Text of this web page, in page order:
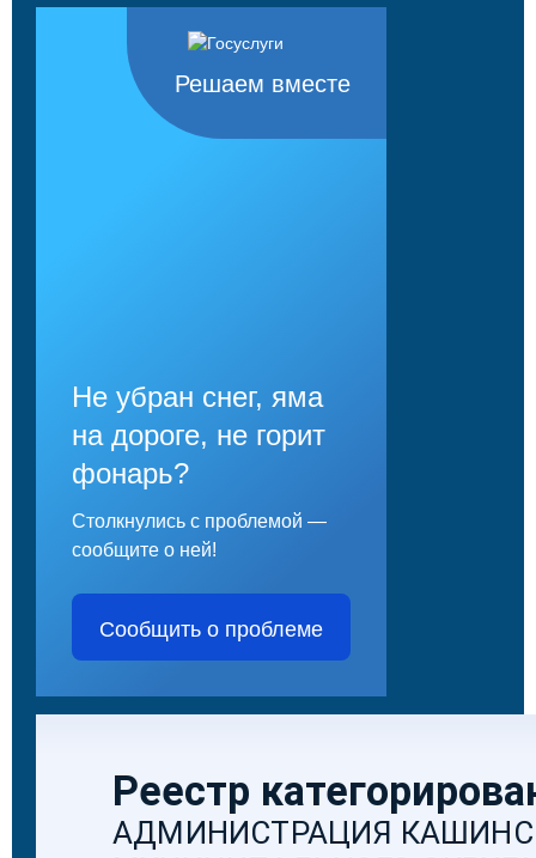
Решаем вместе
Не убран снег, яма
на дороге, не горит
фонарь?
Столкнулись с проблемой —
сообщите о ней!
Сообщить о проблеме